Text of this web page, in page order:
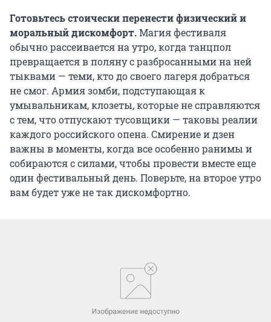
Готовьтесь стоически перенести физический и
моральный дискомфорт.Магия фестиваля
обычно рассеивается на утро, когда танцпол
превращается в поляну с разбросанными на ней
тыквами — теми, кто до своего лагеря добраться
не смог. Армия зомби, подступающая к
умывальникам, клозеты, которые не справляются
с тем, что отпускают тусовщики — таковы реалии
каждого российского опена. Смирение и дзен
важны в моменты, когда все особенно ранимы и
собираются с силами, чтобы провести вместе еще
один фестивальный день. Поверьте, на второе утро
вам будет уже не так дискомфортно.